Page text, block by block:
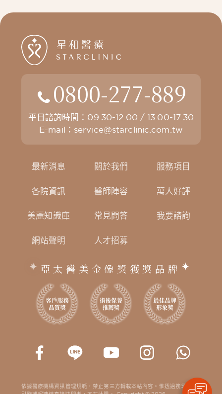
0800-277-889
平日諮詢時間：09:30-12:00 / 13:00-17:30
E-mail： service@starclinic.com.tw
最新消息 關於我們 服務項目
各院資訊 醫師陣容 萬人好評
美麗知識庫 常見問答 我要諮詢
網站聲明 人才招募
亞太醫美金像獎獲獎品牌
依據醫療機構資訊管理規範，禁止第三方轉載本站內容。惟透過搜尋